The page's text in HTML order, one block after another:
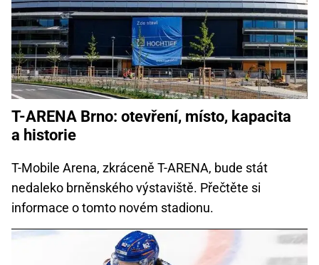
T-ARENA Brno: otevření, místo, kapacita
a historie
T-Mobile Arena, zkráceně T-ARENA, bude stát
nedaleko brněnského výstaviště. Přečtěte si
informace o tomto novém stadionu.